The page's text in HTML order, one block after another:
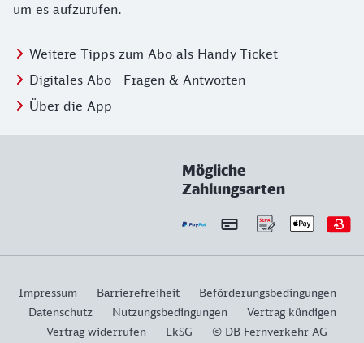
um es aufzurufen.
Weitere Tipps zum Abo als Handy-Ticket
Digitales Abo - Fragen & Antworten
Über die App
Mögliche
Zahlungsarten
Impressum Barrierefreiheit
Beförderungsbedingungen
Datenschutz
Nutzungsbedingungen
Vertrag kündigen
Vertrag widerrufen
LkSG © DB Fernverkehr AG